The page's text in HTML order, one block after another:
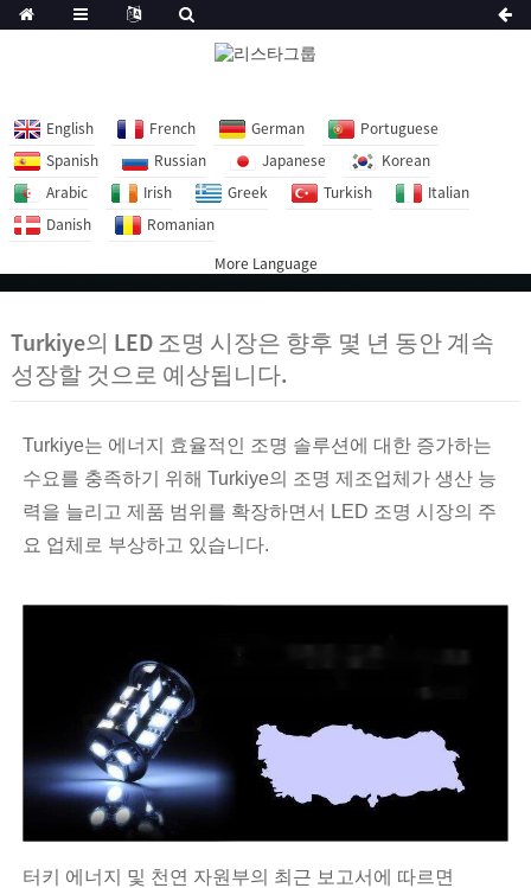
English French German
Portuguese
Spanish
Russian Japanese
Korean
Arabic
Irish Greek Turkish
Italian
Danish
Romanian
More Language
Turkiye의 LED 조명 시장은 향후 몇 년 동안 계속
성장할 것으로 예상됩니다.
Turkiye는 에너지 효율적인 조명 솔루션에 대한 증가하는
수요를 충족하기 위해 Turkiye의 조명 제조업체가 생산 능
력을 늘리고 제품 범위를 확장하면서 LED 조명 시장의 주
요 업체로 부상하고 있습니다.
터키 에너지 및 천연 자원부의 최근 보고서에 따르면